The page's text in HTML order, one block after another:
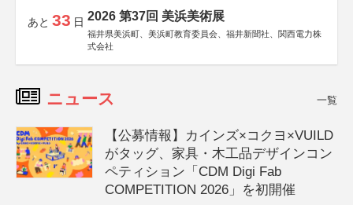
あと 33 日 2026 第37回 美浜美術展
福井県美浜町、美浜町教育委員会、福井新聞社、関西電力株
式会社
ニュース 一覧
【公募情報】カインズ×コクヨ×VUILD
がタッグ、家具・木工品デザインコン
ペティション「CDM Digi Fab
COMPETITION 2026」を初開催